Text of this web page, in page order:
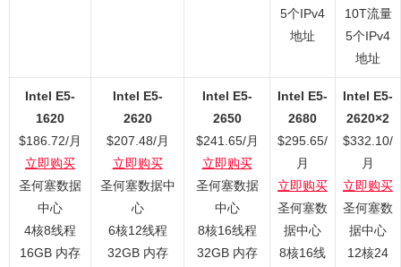
5个IPv4
地址
10T流量
5个IPv4
地址
Intel E5-
1620
$186.72/月
立即购买
圣何塞数据
中心
4核8线程
16GB 内存
Intel E5-
2620
$207.48/月
立即购买
圣何塞数据中
心
6核12线程
32GB 内存
Intel E5-
2650
$241.65/月
立即购买
圣何塞数据
中心
8核16线程
32GB 内存
Intel E5-
2680
$295.65/
月
立即购买
圣何塞数
据中心
8核16线
Intel E5-
2620×2
$332.10/
月
立即购买
圣何塞数
据中心
12核24